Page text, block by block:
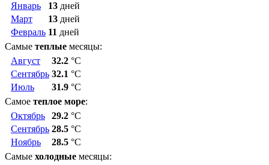
Январь
13 дней
Март
13 дней
Февраль 11 дней
Самые теплые месяцы:
Август
32.2 °C
Сентябрь 32.1 °C
Июль
31.9 °C
Самое теплое море:
Октябрь
29.2 °C
Сентябрь 28.5 °C
Ноябрь
28.5 °C
Самые холодные месяцы: